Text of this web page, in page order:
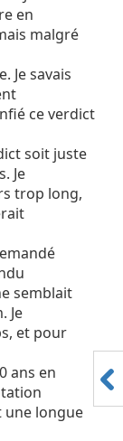
en
malgré
Je savais
ce verdict
soit juste
Je
trop long,
semblait
Je
et pour
ans en
une longue